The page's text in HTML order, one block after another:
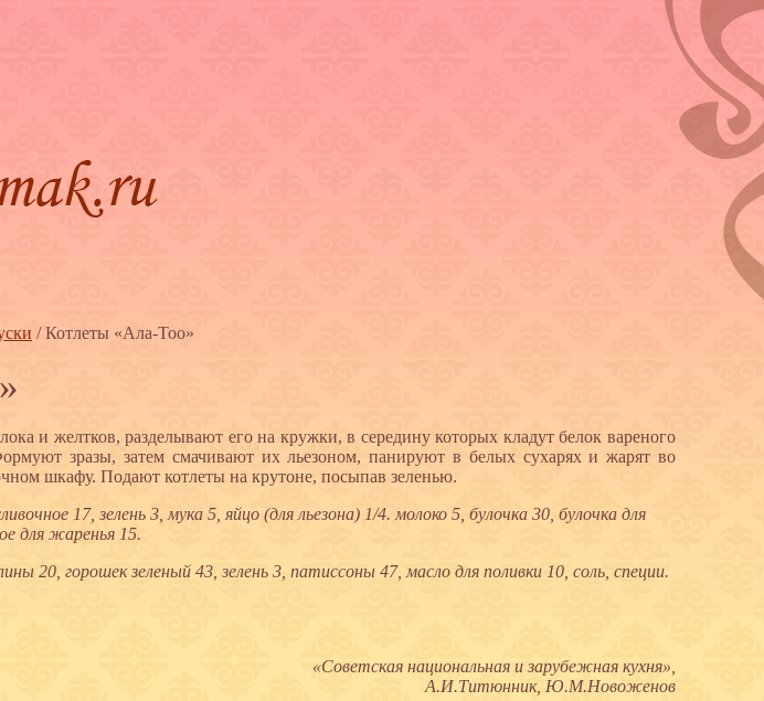
/Котлеты «Ала-Тоо»
и желтков, разделывают его на кружки, в середину которых кладут белок вареного
зразы, затем смачивают их льезоном, панируют в белых сухарях и жарят во
шкафу. Подают котлеты на крутоне, посыпав зеленью.
17, зелень 3, мука 5, яйцо (для льезона) 1/4. молоко 5, булочка 30, булочка для
для жаренья 15.
20, горошек зеленый 43, зелень 3, патиссоны 47, масло для поливки 10, соль, специи.
«Советская национальная и зарубежная кухня»,
А.И.Титюнник, Ю.М.Новоженов